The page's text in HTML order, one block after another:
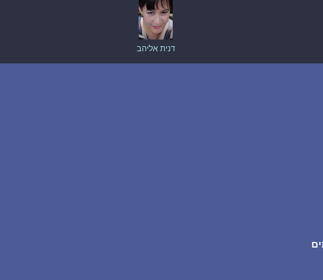
דנית אליהב